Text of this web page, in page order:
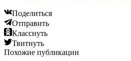
Поделиться
Отправить
Класснуть
Твитнуть
Похожие публикации